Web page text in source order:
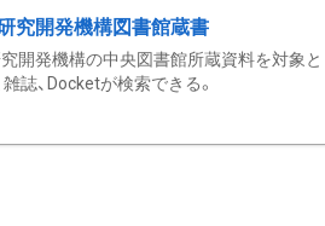
究開発機構図書館蔵書
開発機構の中央図書館所蔵資料を対象
雑誌、Docketが検索できる。